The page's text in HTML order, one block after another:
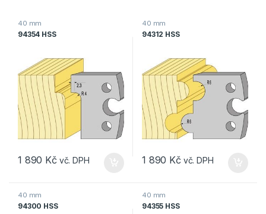
40 mm
94354 HSS
1 890 Kč
40 mm
94312 HSS
1 890 Kč
40 mm
94300 HSS
40 mm
94355 HSS